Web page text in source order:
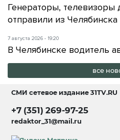
Генераторы, телевизоры
отправили из
7 августа 2026 - 19:20
В Челябинске водитель
все
СМИ сетевое издание31TV.RU
+7 (351) 269-97-25
redaktor_31@mail.ru